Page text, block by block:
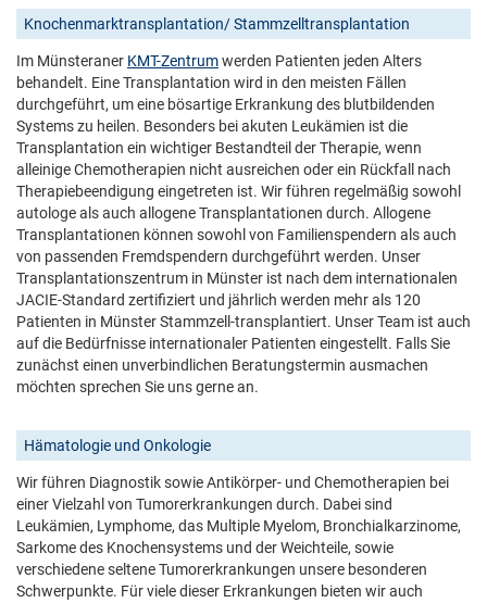
Knochenmarktransplantation/ Stammzelltransplantation
Im Münsteraner KMT-Zentrumwerden Patienten jeden Alters
behandelt. Eine Transplantation wird in den meisten Fällen
durchgeführt, um eine bösartige Erkrankung des blutbildenden
Systems zu heilen. Besonders bei akuten Leukämien ist die
Transplantation ein wichtiger Bestandteil der Therapie, wenn
alleinige Chemotherapien nicht ausreichen oder ein Rückfall nach
Therapiebeendigung eingetreten ist. Wir führen regelmäßig sowohl
autologe als auch allogene Transplantationen durch. Allogene
Transplantationen können sowohl von Familienspendern als auch
von passenden Fremdspendern durchgeführt werden. Unser
Transplantationszentrum in Münster ist nach dem internationalen
JACIE-Standard zertifiziert und jährlich werden mehr als 120
Patienten in Münster Stammzell-transplantiert. Unser Team ist auch
auf die Bedürfnisse internationaler Patienten eingestellt. Falls Sie
zunächst einen unverbindlichen Beratungstermin ausmachen
möchten sprechen Sie uns gerne an.
Hämatologie und Onkologie
Wir führen Diagnostik sowie Antikörper- und Chemotherapien bei
einer Vielzahl von Tumorerkrankungen durch. Dabei sind
Leukämien, Lymphome, das Multiple Myelom, Bronchialkarzinome,
Sarkome des Knochensystems und der Weichteile, sowie
verschiedene seltene Tumorerkrankungen unsere besonderen
Schwerpunkte. Für viele dieser Erkrankungen bieten wir auch